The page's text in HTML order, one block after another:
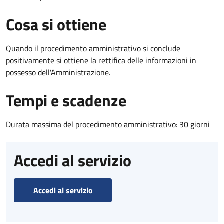
Cosa si ottiene
Quando il procedimento amministrativo si conclude
positivamente si ottiene la rettifica delle informazioni in
possesso dell'Amministrazione.
Tempi e scadenze
Durata massima del procedimento amministrativo: 30 giorni
Accedi al servizio
Accedi al servizio